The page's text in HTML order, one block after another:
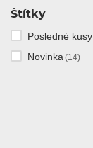
Štítky
Posledné kusy
Novinka (14)